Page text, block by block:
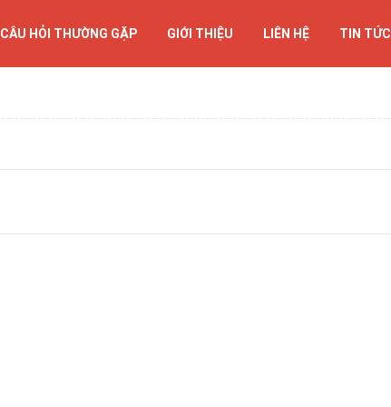
CÂU HỎI THƯỜNG GẶP GIỚI THIỆU LIÊN HỆ TIN TỨC